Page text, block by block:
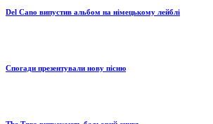
Del Cano випустив альбом на німецькому лейблі
Спогади презентували нову пісню